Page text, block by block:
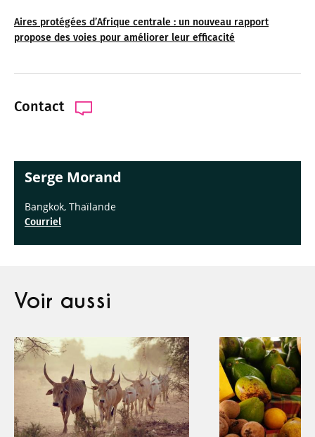
Aires protégées d’Afrique centrale : un nouveau rapport
propose des voies pour améliorer leur efficacité
Contact
Serge Morand
Bangkok, Thaïlande
Courriel
Voir aussi